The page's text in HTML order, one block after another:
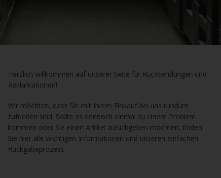
Herzlich willkommen auf unserer Seite für Rücksendungen und
Reklamationen!
Wir möchten, dass Sie mit Ihrem Einkauf bei uns rundum
zufrieden sind. Sollte es dennoch einmal zu einem Problem
kommen oder Sie einen Artikel zurückgeben möchten, finden
Sie hier alle wichtigen Informationen und unseren einfachen
Rückgabeprozess.